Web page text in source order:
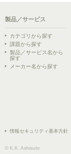
製品／サービス
カテゴリから探す
課題から探す
製品／サービス名から
探す
メーカー名から探す
情報セキュリティ基本方針
© K.K. Ashisuto